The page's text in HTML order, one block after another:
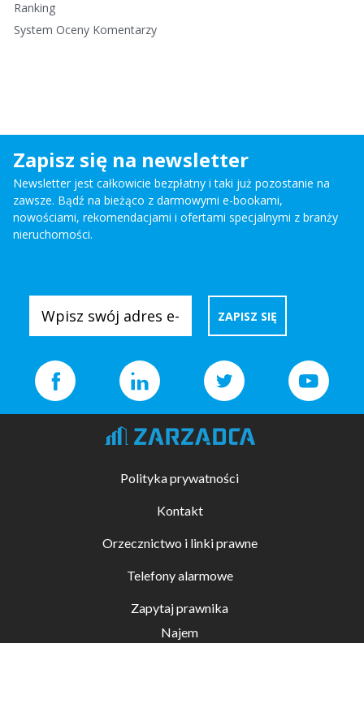
Ranking
System Oceny Komentarzy
Zapisz się na newsletter
Newsletter jest całkowicie bezpłatny i taki już pozostanie na
zawsze. Bądź na bieżąco z darmowymi e-bookami,
nowościami, rekomendacjami i ofertami specjalnymi z branży
nieruchomości.
Polityka prywatności
Kontakt
Orzecznictwo i linki prawne
Telefony alarmowe
Zapytaj prawnika
Najem